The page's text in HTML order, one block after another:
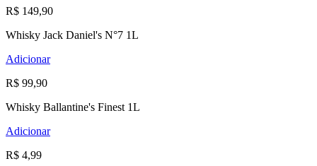
R$ 149,90
Whisky Jack Daniel's N°7 1L
Adicionar
R$ 99,90
Whisky Ballantine's Finest 1L
Adicionar
R$ 4,99